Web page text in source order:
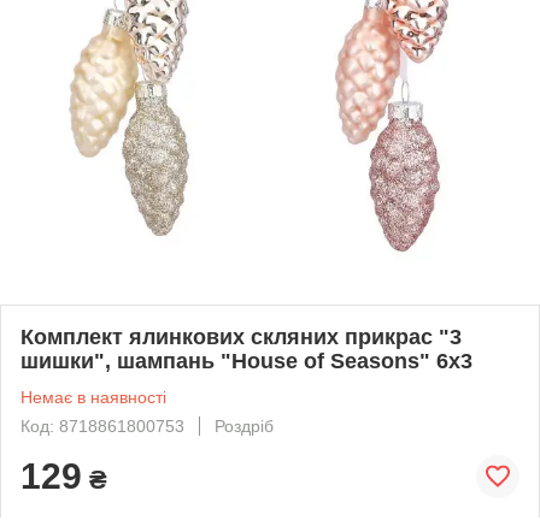
Комплект ялинкових скляних прикрас "3
шишки", шампань "House of Seasons" 6х3
Немає в наявності
Код: 8718861800753
Роздріб
129 ₴